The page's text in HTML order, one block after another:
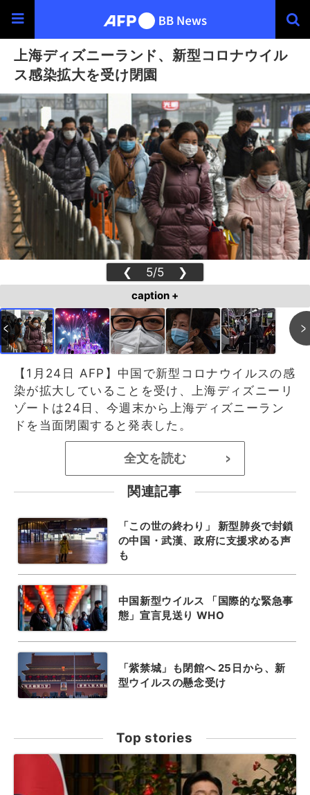
上海ディズニーランド、新型コロナウイル
ス感染拡大を受け閉園
❮ 5/5 ❯
caption +
【1月24日 AFP】中国で新型コロナウイルスの感
染が拡大していることを受け、上海ディズニーリ
ゾートは24日、今週末から上海ディズニーラン
ドを当面閉園すると発表した。
全文を読む >
関連記事
「この世の終わり」 新型肺炎で封鎖
の中国・武漢、政府に支援求める声
も
中国新型ウイルス 「国際的な緊急事
態」宣言見送り WHO
「紫禁城」も閉館へ 25日から、新
型ウイルスの懸念受け
Top stories